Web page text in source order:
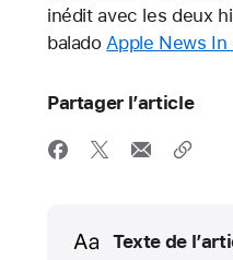
inédit avec les deux
balado Apple News In
Partager l’article
Texte de